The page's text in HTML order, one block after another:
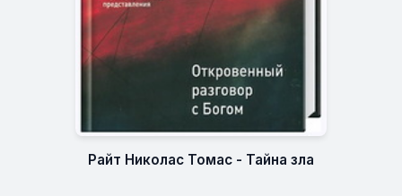
Райт Николас Томас - Тайна зла